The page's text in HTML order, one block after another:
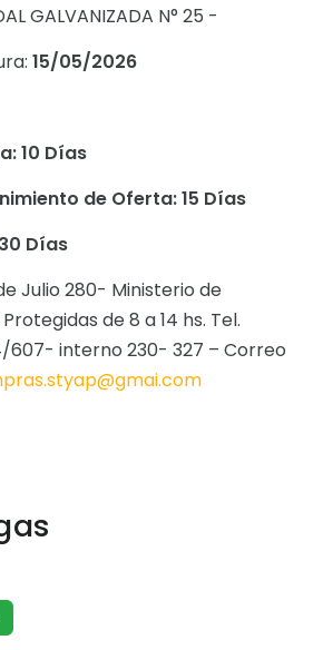
GALVANIZADA N° 25 -
15/05/2026
10 Días
de Oferta: 15 Días
Días
Julio 280- Ministerio de
de 8 a 14 hs. Tel.
interno 230- 327 – Correo